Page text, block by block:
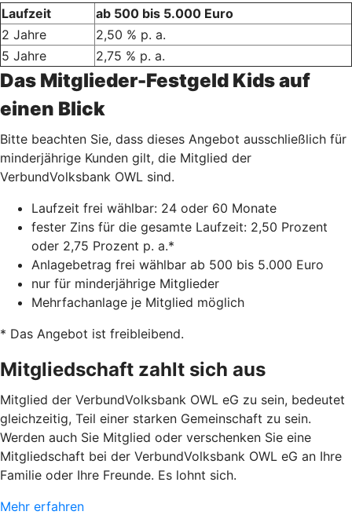
Laufzeit
ab 500 bis 5.000 Euro
2 Jahre
2,50 % p. a.
5 Jahre
2,75 % p. a.
Das Mitglieder-Festgeld Kids auf
einen Blick
Bitte beachten Sie, dass dieses Angebot ausschließlich für
minderjährige Kunden gilt, die Mitglied der
VerbundVolksbank OWL sind.
Laufzeit frei wählbar: 24 oder 60 Monate
fester Zins für die gesamte Laufzeit: 2,50 Prozent
oder 2,75 Prozent p. a.*
Anlagebetrag frei wählbar ab 500 bis 5.000 Euro
nur für minderjährige Mitglieder
Mehrfachanlage je Mitglied möglich
* Das Angebot ist freibleibend.
Mitgliedschaft zahlt sich aus
Mitglied der VerbundVolksbank OWL eG zu sein, bedeutet
gleichzeitig, Teil einer starken Gemeinschaft zu sein.
Werden auch Sie Mitglied oder verschenken Sie eine
Mitgliedschaft bei der VerbundVolksbank OWL eG an Ihre
Familie oder Ihre Freunde. Es lohnt sich.
Mehr erfahren